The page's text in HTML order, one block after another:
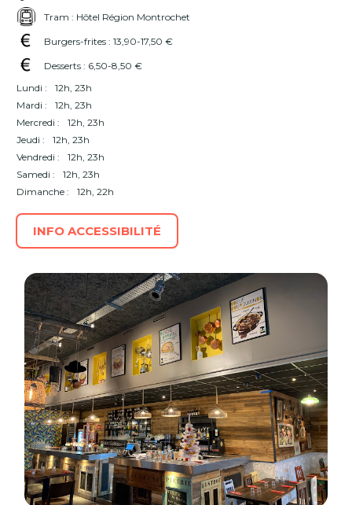
Tram : Hôtel Région Montrochet
Burgers-frites : 13,90-17,50 €
Desserts : 6,50-8,50 €
Lundi :
12h, 23h
Mardi :
12h, 23h
Mercredi :
12h, 23h
Jeudi :
12h, 23h
Vendredi :
12h, 23h
Samedi :
12h, 23h
Dimanche :
12h, 22h
INFO ACCESSIBILITÉ